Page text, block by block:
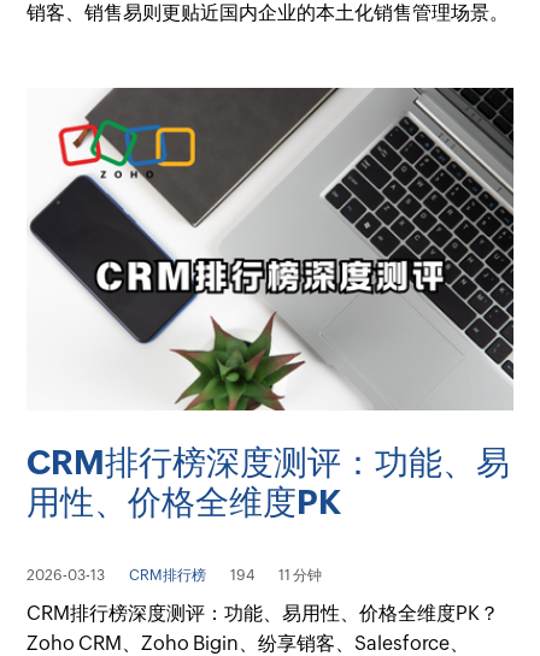
销客、销售易则更贴近国内企业的本土化销售管理场景。
CRM排行榜深度测评：功能、易
用性、价格全维度PK
2026-03-13 CRM排行榜 194 11 分钟
CRM排行榜深度测评：功能、易用性、价格全维度PK？
Zoho CRM、Zoho Bigin、纷享销客、Salesforce、